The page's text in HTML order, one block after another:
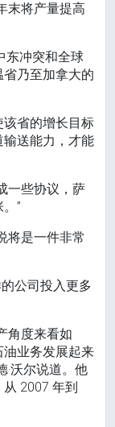
末将产量提高
东冲突和全球
乃至加拿大的
省的增长目标
送能力，才能
一些协议，萨
”
将是一件非常
公司投入更多
角度来看如
业务发展起来
·沃尔说道。他
2007 年到